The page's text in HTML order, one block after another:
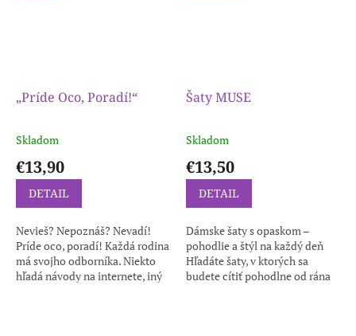
„Príde Oco, Poradí!“
Skladom
€13,90
DETAIL
Nevieš? Nepoznáš? Nevadí!
Príde oco, poradí! Každá rodina
má svojho odborníka. Niekto
hľadá návody na internete, iný
Šaty MUSE
Skladom
€13,50
DETAIL
Dámske šaty s opaskom –
pohodlie a štýl na každý deň
Hľadáte šaty, v ktorých sa
budete cítiť pohodlne od rána